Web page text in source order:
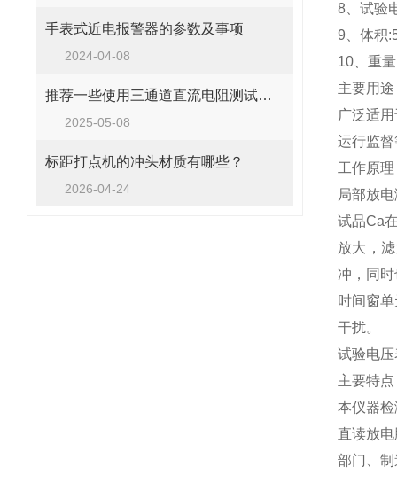
手表式近电报警器的参数及事项
2024-04-08
​推荐一些使用三通道直流电阻测试仪的注意事项
2025-05-08
标距打点机的冲头材质有哪些？
2026-04-24
8、试验
9、体积
10、重
主要用途
广泛适
运行监
工作原理
局部放
试品Ca
放大，
冲，同
时间窗
干扰。
试验电
主要特点
本仪器
直读放
部门、